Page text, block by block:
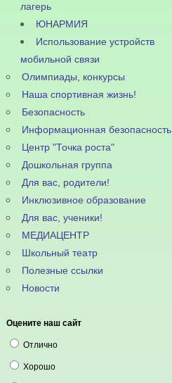
лагерь
ЮНАРМИЯ
Использование устройств
мобильной связи
Олимпиады, конкурсы
Наша спортивная жизнь!
Безопасность
Информационная безопасность
Центр "Точка роста"
Дошкольная группа
Для вас, родители!
Инклюзивное образование
Для вас, ученики!
МЕДИАЦЕНТР
Школьный театр
Полезные ссылки
Новости
Оцените наш сайт
Отлично
Хорошо